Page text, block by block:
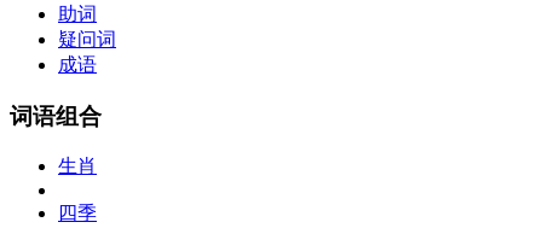
助词
疑问词
成语
词语组合
生肖
四季